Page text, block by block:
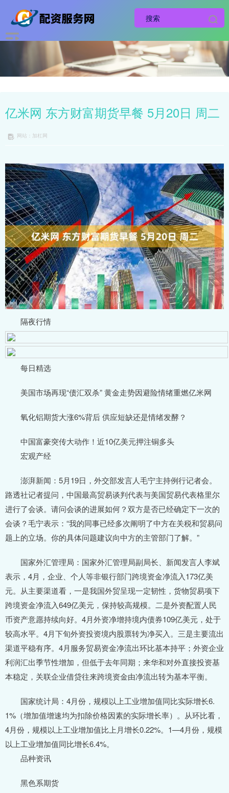
亿米网 东方财富期货早餐 5月20日 周二
网站：加杠网
隔夜行情
每日精选
美国市场再现“债汇双杀” 黄金走势因避险情绪重燃亿米网
氧化铝期货大涨6%背后 供应短缺还是情绪发酵？
中国富豪突传大动作！近10亿美元押注铜多头
宏观产经
澎湃新闻：5月19日，外交部发言人毛宁主持例行记者会。
路透社记者提问，中国最高贸易谈判代表与美国贸易代表格里尔
进行了会谈。请问会谈的进展如何？双方是否已经确定下一次的
会谈？毛宁表示：“我的同事已经多次阐明了中方在关税和贸易问
题上的立场。你的具体问题建议向中方的主管部门了解。”
国家外汇管理局：国家外汇管理局副局长、新闻发言人李斌
表示，4月，企业、个人等非银行部门跨境资金净流入173亿美
元。从主要渠道看，一是我国外贸呈现一定韧性，货物贸易项下
跨境资金净流入649亿美元，保持较高规模。二是外资配置人民
币资产意愿持续向好。4月外资净增持境内债券109亿美元，处于
较高水平。4月下旬外资投资境内股票转为净买入。三是主要流出
渠道平稳有序。4月服务贸易资金净流出环比基本持平；外资企业
利润汇出季节性增加，但低于去年同期；来华和对外直接投资基
本稳定，关联企业借贷往来跨境资金由净流出转为基本平衡。
国家统计局：4月份，规模以上工业增加值同比实际增长6.
1%（增加值增速均为扣除价格因素的实际增长率）。从环比看，
4月份，规模以上工业增加值比上月增长0.22%。1—4月份，规模
以上工业增加值同比增长6.4%。
品种资讯
黑色系期货